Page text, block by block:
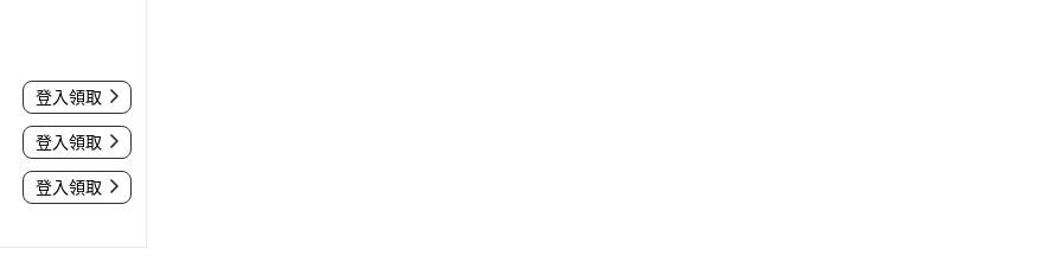
登入領取
登入領取
登入領取